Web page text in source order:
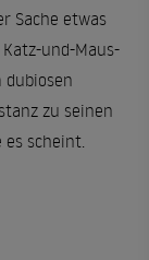
Sache etwas
und-Maus-
dubiosen
zu seinen
es scheint.